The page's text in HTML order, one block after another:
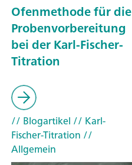
Ofenmethode für die
Probenvorbereitung
bei der Karl-Fischer-
Titration
// Blogartikel // Karl-
Fischer-Titration //
Allgemein